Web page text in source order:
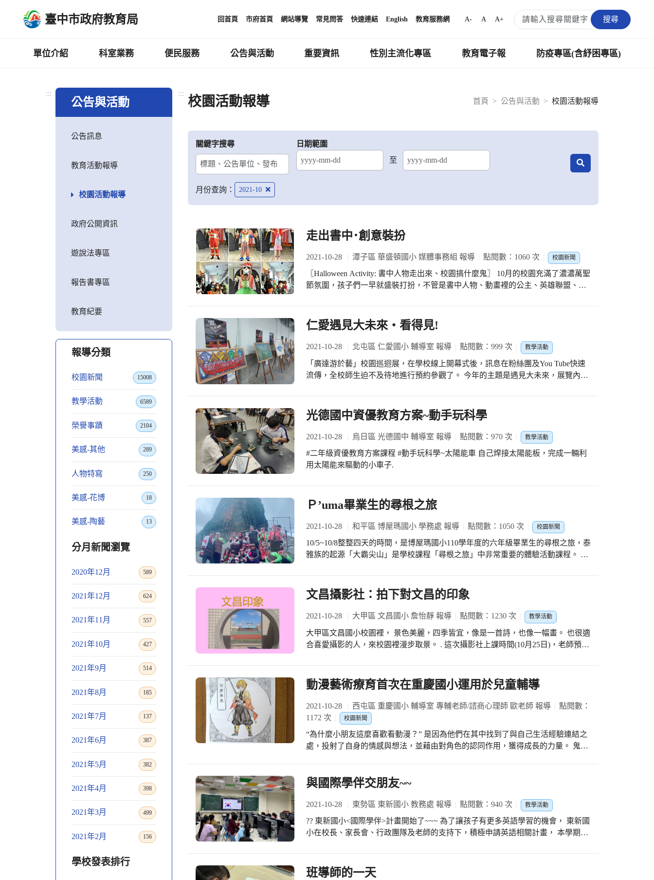
臺中市政府教育局 回首頁 市府首頁 網站導覽 常見問答 快速連結 English 教育服務網 A- A A+ 搜尋
單位介紹 科室業務 便民服務 公告與活動 重要資訊 性別主流化專區 教育電子報 防疫專區(含紓困專區)
:::
公告與活動
公告訊息
教育活動報導
校園活動報導
政府公開資訊
遊說法專區
報告書專區
教育紀要
報導分類
校園新聞 15008
教學活動 6589
榮譽事蹟 2104
美感-其他 289
人物特寫 250
美感-花博 18
美感-陶藝 13
分月新聞瀏覽
2020年12月 589
2021年12月 624
2021年11月 557
2021年10月 427
2021年9月 514
2021年8月 185
2021年7月 137
2021年6月 387
2021年5月 382
2021年4月 398
2021年3月 499
2021年2月 156
學校發表排行
:::
首頁
公告與活動 校園活動報導
校園活動報導
關鍵字搜尋
日期範圍
至
結束日期
月份查詢： 2021-10
走出書中･創意裝扮
2021-10-28 潭子區 華盛頓國小 媒體事務組 報導 點閱數：1060 次 校園新聞
〖Halloween Activity: 書中人物走出來、校園搞什麼鬼〗 10月的校園充滿了濃濃萬聖
節氛圍，孩子們一早就盛裝打扮，不管是書中人物、動畫裡的公主、英雄聯盟、鬼
孩子們則是結合了閱讀主題，化身為書中人物走出繪本，連校長也打扮成世界經典
文學《Le Petit Prince》裡的小王子一起共襄盛舉呢！貓頭鷹故事屋也有英文部「校
園搞什麼鬼」裝扮秀隆重登場，孩子們配合各自扮演的角色開心走秀，節慶的歡樂
仁愛遇見大未來‧看得見!
2021-10-28 北屯區 仁愛國小 輔導室 報導 點閱數：999 次 教學活動
「廣達游於藝」校園巡迴展，在學校線上開幕式後，訊息在粉絲團及You Tube快速
流傳，全校師生迫不及待地進行預約參觀了。 今年的主題是遇見大未來，展覽內容
護環境。 學務處運用巧思，將5大子題串聯成檢視地球面臨衝擊的展覽順序，引領
參觀人員在「關鍵時刻」打開「潘朵拉的盒子」，正視「地球碳襲中」的危機；從
「寂靜的春天」去感受自然環境的休戚與共，進而從心出發，向地球伸出友誼之
手，搭乘「希望的方舟」，遇見大未來。 施校長在展覽場表示: 「遇見大未來」是
廣達文教基金會今年的展覽主題， 希望透過震撼性、議題性的藝術作品創作，讓更
多學生認識當代藝術家用繪畫、雕塑、攝影、影片、音樂、裝置等各種不同的技
光德國中資優教育方案~動手玩科學
2021-10-28 烏日區 光德國中 輔導室 報導 點閱數：970 次 教學活動
#二年級資優教育方案課程 #動手玩科學~太陽能車 自己焊接太陽能板，完成一輛利
用太陽能來驅動的小車子.
Ｐ’uma畢業生的尋根之旅
2021-10-28 和平區 博屋瑪國小 學務處 報導 點閱數：1050 次 校園新聞
10/5~10/8整整四天的時間，是博屋瑪國小110學年度的六年級畢業生的尋根之旅，泰
雅族的起源「大霸尖山」是學校課程「尋根之旅」中非常重要的體驗活動課程。 擷
泰雅的哲學 大霸尖山行 培養孩子耐力體力及毅力 更親近泰雅 泰雅魂的種子.深植在
他們心中」 「在爬山的二天中.. 孩子累的.哭的.想放棄的.. 到了大霸 每個人都活了起
來.. 說.我們真的走過祖先走過的足跡」 博屋瑪國小的學生、教師加家長共25位，為
了此次的大霸尖山之行，從一個多月以前每天帶著學生頂著烈陽跑兩公里的路程，
搭配部落山坡地的慢跑行，雖然辛苦但每位師生為了能成功攀爬上大霸尖山，都非
常非常的努力！ 在登山的過程中幾乎每位學生都想過要放棄，教師們雖然拖著疲累
畏及感動的神情，老師們都覺得此次尋根之旅活動真的非常有意義。
文昌攝影社：拍下對文昌的印象
2021-10-28 大甲區 文昌國小 詹怡靜 報導 點閱數：1230 次 教學活動
大甲區文昌國小校園裡， 景色美麗，四季皆宜，像是一首詩，也像一幅畫。 也很適
合喜愛攝影的人，來校園裡漫步取景。 . 這次攝影社上課時間(10月25日)，老師預先
觀的再現。就如，小攝影師在校園裡認真取景的模樣，對怡靜老師而言，妥妥就是
一張動人的照片。所以每一個攝影師拍下來的「文昌印象」都是好作品，老師也鼓
勵小小攝影師將自己看到的文昌景物拍下來跟大家分享。 . 孩子們經過前幾次上課
的拍攝練習，對於文昌校園的景物越來越熟悉，拍攝的靈感不斷湧現，很快就拍出
很多美麗的照片。老師也將孩子們拍攝的照片透過大銀幕跟大家分享，孩子們觀摩
著別人的作品，也自信滿滿的在課堂中討論著自己的創作。 . 每次的攝影課，快樂
且讓人期待❤️❤️
動漫藝術療育首次在重慶國小運用於兒童輔導
2021-10-28 西屯區 重慶國小 輔導室 專輔老師/諮商心理師 歐老師 報導
點閱數：
1172 次
校園新聞
“為什麼小朋友這麼喜歡看動漫？” 是因為他們在其中找到了與自己生活經驗連結之
處，投射了自身的情感與想法，並藉由對角色的認同作用，獲得成長的力量。 鬼滅
劍術也只學得會第一式，還因為逃避練習躲到樹上被雷劈。一個看似軟弱的角色，
發出自己的絕招打敗了敵人。 這讓我想到許多學習困難的小孩，學習低成就，對自
己失去信心，連帶著失去學習的動機，成為”教室裡的善逸”，甚至出現干擾行為，
帶來同儕之間的衝突。學習與成長是一點一滴的，有的小孩也許不像別人聰明伶俐
色；本我不受限制，全身充斥著全能感，急著實踐自己力量的角色；包容、照顧別
與國際學伴交朋友~~
2021-10-28 東勢區 東新國小 教務處 報導 點閱數：940 次 教學活動
?? 東新國小<國際學伴>計畫開始了~~~ 為了讓孩子有更多英語學習的機會， 東新國
小在校長、家長會、行政團隊及老師的支持下，積極申請英語相關計畫， 本學期除
學期，與我們合作的是親切地台灣大哥哥及來自韓國的智潤姊姊，他們兩人現在都
班導師的一天